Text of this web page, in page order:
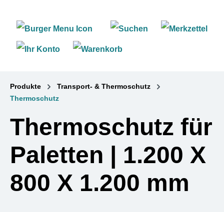
Produkte
Transport- & Thermoschutz
Thermoschutz
Thermoschutz für
Paletten | 1.200 X
800 X 1.200 mm